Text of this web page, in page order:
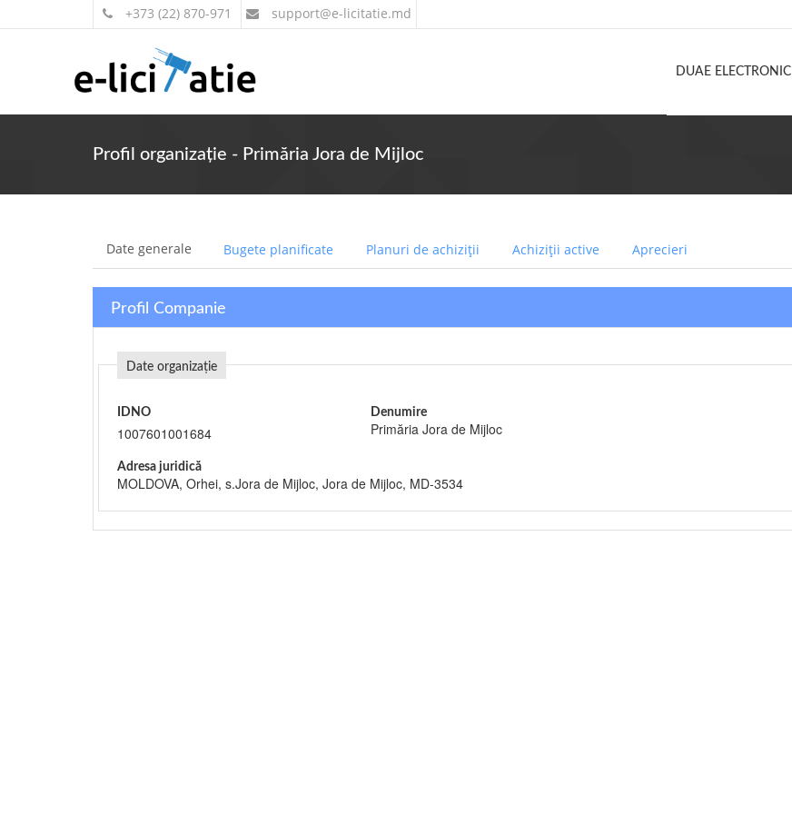
+373 (22) 870-971 support@e-licitatie.md
DUAE ELECTRONIC
Profil organizație - Primăria Jora de Mijloc
Date generale Bugete planificate Planuri de achiziții Achiziții active Aprecieri
Profil Companie
Date organizație
IDNO
1007601001684
Denumire
Primăria Jora de Mijloc
Adresa juridică
MOLDOVA, Orhei, s.Jora de Mijloc, Jora de Mijloc, MD-3534